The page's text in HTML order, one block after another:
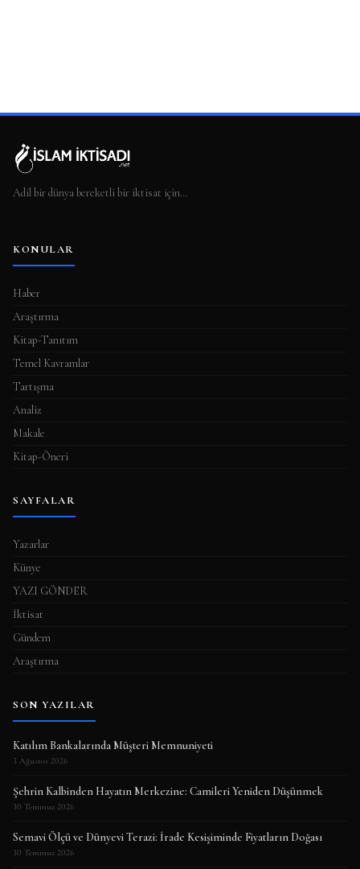
Adil bir dünya bereketli bir iktisat için…
KONULAR
Haber
Araştırma
Kitap-Tanıtım
Temel Kavramlar
Tartışma
Analiz
Makale
Kitap-Öneri
SAYFALAR
Yazarlar
Künye
YAZI GÖNDER
İktisat
Gündem
Araştırma
SON YAZILAR
Katılım Bankalarında Müşteri Memnuniyeti
3 Ağustos 2026
Şehrin Kalbinden Hayatın Merkezine: Camileri Yeniden Düşünmek
30 Temmuz 2026
Semavi Ölçü ve Dünyevi Terazi: İrade Kesişiminde Fiyatların Doğası
30 Temmuz 2026